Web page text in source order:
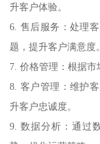
升客户体验。
6. 售后服务：处理
题，提升客户满意度。
7. 价格管理：根据市
8. 客户管理：维护
升客户忠诚度。
9. 数据分析：通过